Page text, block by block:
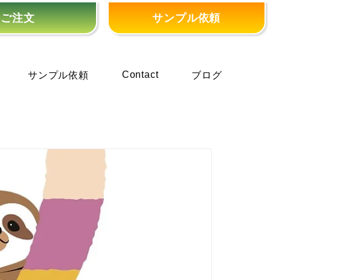
ご注文 サンプル依頼
サンプル依頼 Contact ブログ